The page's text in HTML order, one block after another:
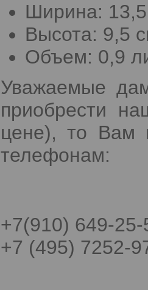
Ширина:
Высота: 9,5
Объем: 0,9
Уважаемые
приобрести
цене), то Вам
телефонам:
+7(910) 649-25-
+7 (495) 7252-